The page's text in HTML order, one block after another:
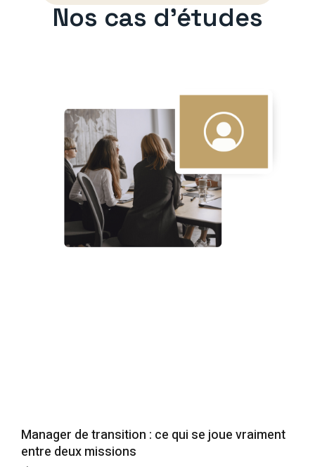
Nos cas d'études
Manager de transition : ce qui se joue vraiment
entre deux missions